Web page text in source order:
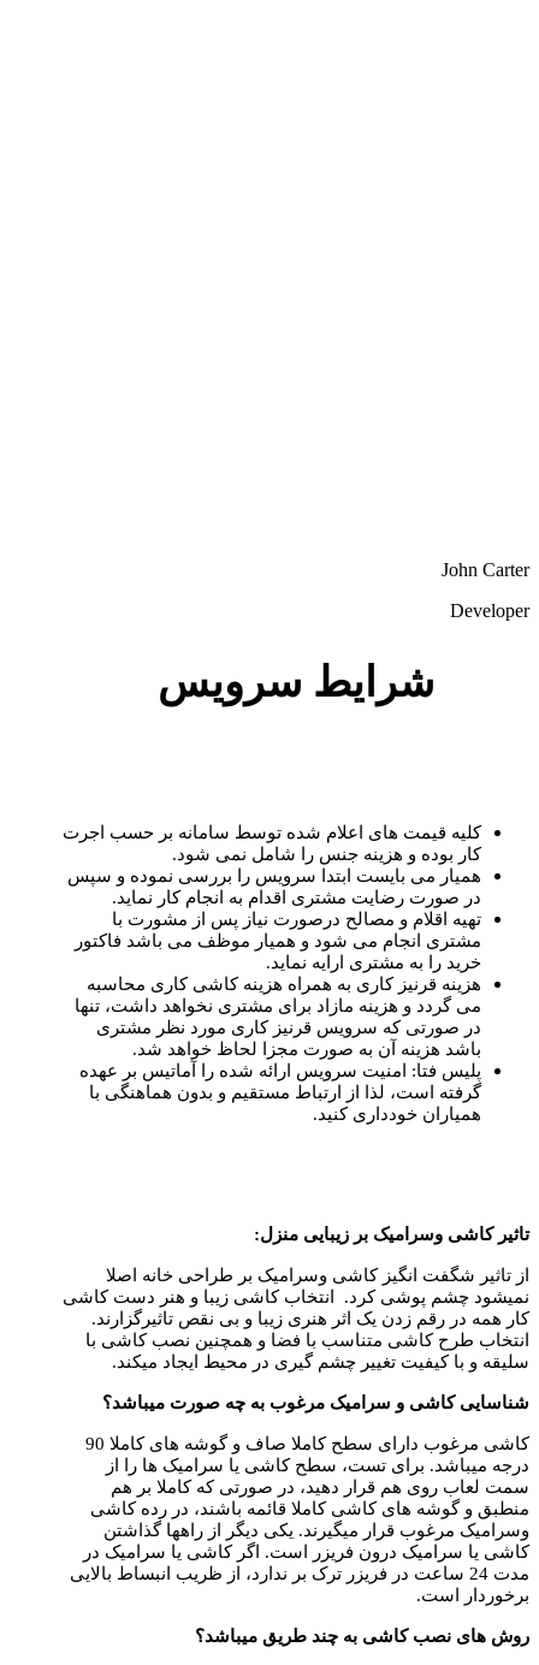
John Carter
Developer
شرایط سرویس
کلیه قیمت های اعلام شده توسط سامانه بر حسب اجرت
کار بوده و هزینه جنس را شامل نمی شود.
همیار می بایست ابتدا سرویس را بررسی نموده و سپس
در صورت رضایت مشتری اقدام به انجام کار نماید.
تهیه اقلام و مصالح درصورت نیاز پس از مشورت با
مشتری انجام می شود و همیار موظف می باشد فاکتور
خرید را به مشتری ارایه نماید.
هزینه قرنیز کاری به همراه هزینه کاشی کاری محاسبه
می گردد و هزینه مازاد برای مشتری نخواهد داشت، تنها
در صورتی که سرویس قرنیز کاری مورد نظر مشتری
باشد هزینه آن به صورت مجزا لحاظ خواهد شد.
پلیس فتا: امنیت سرویس ارائه شده را آماتیس بر عهده
گرفته است، لذا از ارتباط مستقیم و بدون هماهنگی با
همیاران خودداری کنید.
تاثیر کاشی وسرامیک بر زیبایی منزل:
از تاثیر شگفت انگیز کاشی وسرامیک بر طراحی خانه اصلا
نمیشود چشم پوشی کرد. انتخاب کاشی زیبا و هنر دست کاشی
کار همه در رقم زدن یک اثر هنری زیبا و بی نقص تاثیرگزارند.
انتخاب طرح کاشی متناسب با فضا و همچنین نصب کاشی با
سلیقه و با کیفیت تغییر چشم گیری در محیط ایجاد میکند.
شناسایی کاشی و سرامیک مرغوب به چه صورت میباشد؟
کاشی مرغوب دارای سطح کاملا صاف و گوشه های کاملا 90
درجه میباشد. برای تست، سطح کاشی یا سرامیک ها را از
سمت لعاب روی هم قرار دهید، در صورتی که کاملا بر هم
منطبق و گوشه های کاشی کاملا قائمه باشند، در رده کاشی
وسرامیک مرغوب قرار میگیرند. یکی دیگر از راهها گذاشتن
کاشی یا سرامیک درون فریزر است. اگر کاشی یا سرامیک در
مدت 24 ساعت در فریزر ترک بر ندارد، از ظریب انبساط بالایی
برخوردار است.
روش های نصب کاشی به چند طریق میباشد؟